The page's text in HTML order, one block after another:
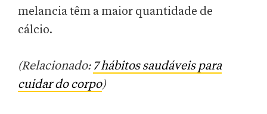
melancia têm a maior quantidade de
cálcio.
(Relacionado: 7 hábitos saudáveis para
cuidar do corpo)